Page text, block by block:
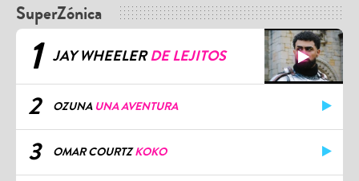
SuperZónica
1 JAY WHEELERDE LEJITOS
2 OZUNA UNA AVENTURA
3 OMAR COURTZKOKO